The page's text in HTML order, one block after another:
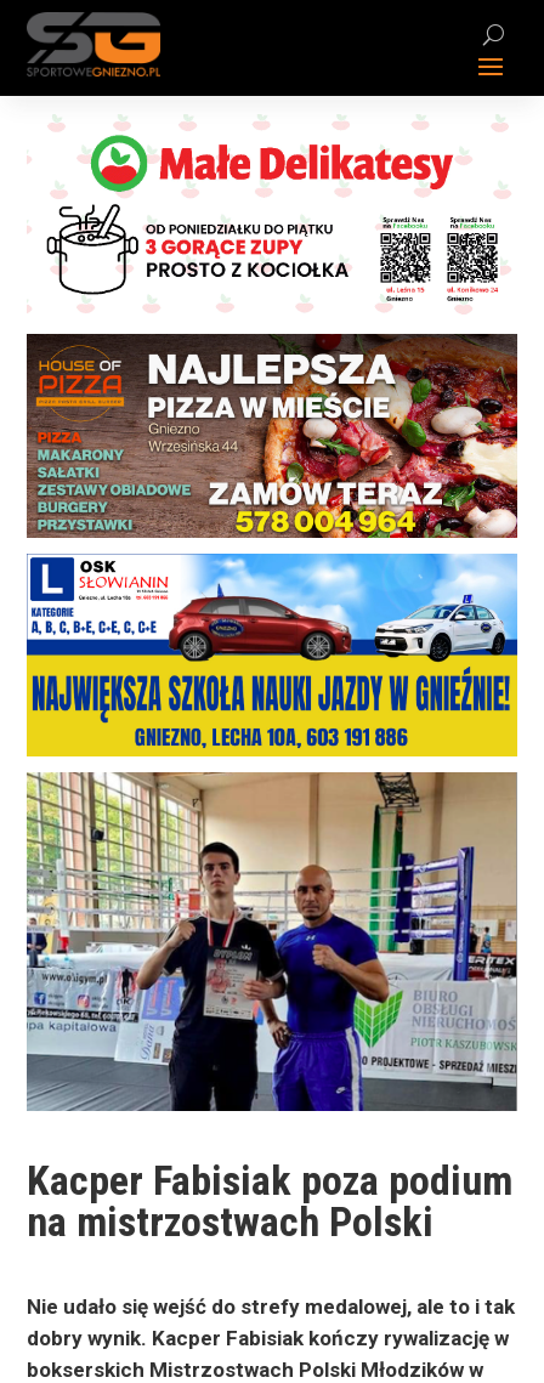
Kacper Fabisiak poza podium
na mistrzostwach Polski
Nie udało się wejść do strefy medalowej, ale to i tak
dobry wynik. Kacper Fabisiak kończy rywalizację w
bokserskich Mistrzostwach Polski Młodzików w